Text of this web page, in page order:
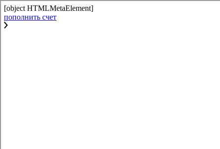
[object HTMLMetaElement]
пополнить счет